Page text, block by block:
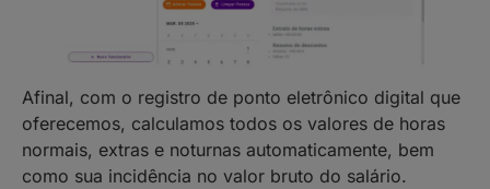
Afinal, com o registro de ponto eletrônico digital que
oferecemos, calculamos todos os valores de horas
normais, extras e noturnas automaticamente, bem
como sua incidência no valor bruto do salário.